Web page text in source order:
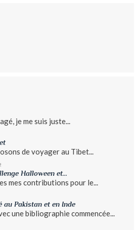
je me suis juste...
de voyager au Tibet...
Halloween et...
mes contributions pour le...
au Pakistan et en Inde
une bibliographie commencée...